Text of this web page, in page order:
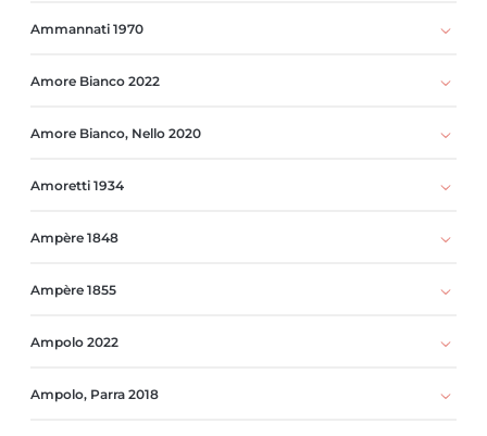
Ammannati 1970
Amore Bianco 2022
Amore Bianco, Nello 2020
Amoretti 1934
Ampère 1848
Ampère 1855
Ampolo 2022
Ampolo, Parra 2018